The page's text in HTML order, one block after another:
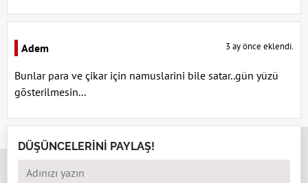
Adem 3 ay önce eklendi.
Bunlar para ve çikar için namuslarini bile satar..gün yüzü
gōsterilmesin...
DÜŞÜNCELERİNİ PAYLAŞ!